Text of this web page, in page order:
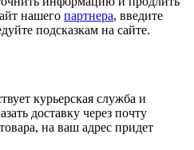
нашего партнера, введите
подсказкам на сайте.
курьерская служба и
доставку через почту
на ваш адрес придет